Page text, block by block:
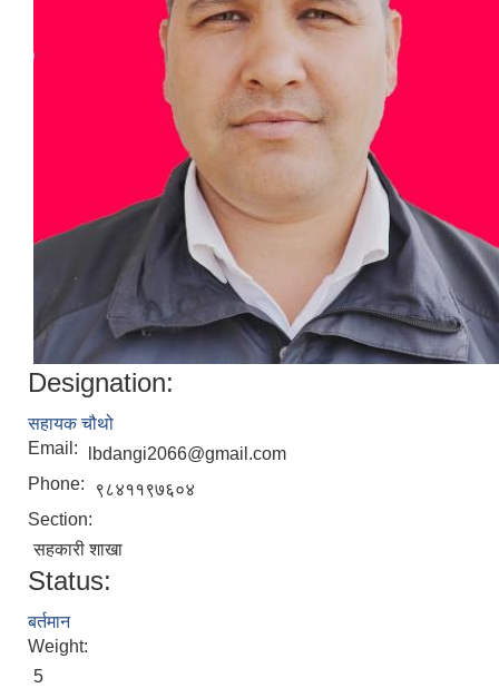
Designation:
सहायक चौथो
Email:
lbdangi2066@gmail.com
Phone:
९८४११९७६०४
Section:
सहकारी शाखा
Status:
बर्तमान
Weight:
5